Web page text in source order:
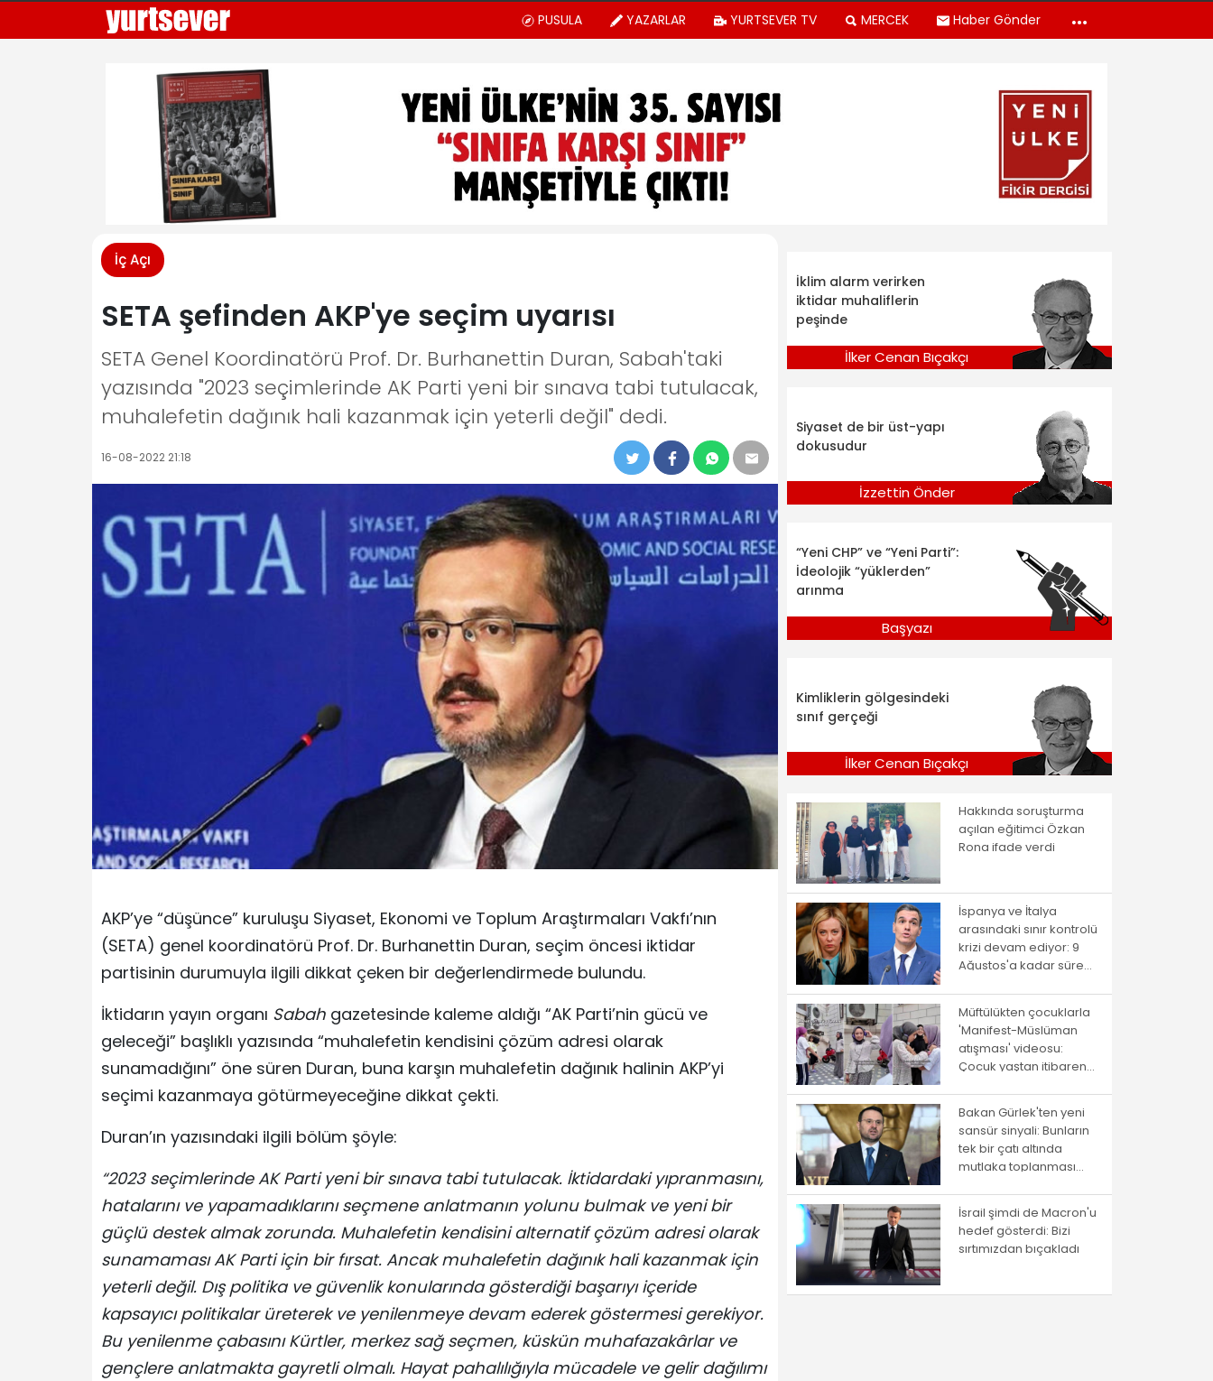
PUSULA YAZARLAR YURTSEVER TV MERCEK Haber Gönder
İç Açı
SETA şefinden AKP'ye seçim uyarısı
SETA Genel Koordinatörü Prof. Dr. Burhanettin Duran, Sabah'taki
yazısında "2023 seçimlerinde AK Parti yeni bir sınava tabi tutulacak,
muhalefetin dağınık hali kazanmak için yeterli değil" dedi.
16-08-2022 21:18
AKP’ye “düşünce” kuruluşu Siyaset, Ekonomi ve Toplum Araştırmaları Vakfı’nın
(SETA) genel koordinatörü Prof. Dr. Burhanettin Duran, seçim öncesi iktidar
partisinin durumuyla ilgili dikkat çeken bir değerlendirmede bulundu.
İktidarın yayın organı Sabah gazetesinde kaleme aldığı “AK Parti’nin gücü ve
geleceği” başlıklı yazısında “muhalefetin kendisini çözüm adresi olarak
sunamadığını” öne süren Duran, buna karşın muhalefetin dağınık halinin AKP’yi
seçimi kazanmaya götürmeyeceğine dikkat çekti.
Duran’ın yazısındaki ilgili bölüm şöyle:
“2023 seçimlerinde AK Parti yeni bir sınava tabi tutulacak. İktidardaki yıpranmasını,
hatalarını ve yapamadıklarını seçmene anlatmanın yolunu bulmak ve yeni bir
güçlü destek almak zorunda. Muhalefetin kendisini alternatif çözüm adresi olarak
sunamaması AK Parti için bir fırsat. Ancak muhalefetin dağınık hali kazanmak için
yeterli değil. Dış politika ve güvenlik konularında gösterdiği başarıyı içeride
kapsayıcı politikalar üreterek ve yenilenmeye devam ederek göstermesi gerekiyor.
Bu yenilenme çabasını Kürtler, merkez sağ seçmen, küskün muhafazakârlar ve
gençlere anlatmakta gayretli olmalı. Hayat pahalılığıyla mücadele ve gelir dağılımı
İklim alarm verirken
iktidar muhaliflerin
peşinde
İlker Cenan Bıçakçı
Siyaset de bir üst-yapı
dokusudur
İzzettin Önder
“Yeni CHP” ve “Yeni Parti”:
İdeolojik “yüklerden”
arınma
Başyazı
Kimliklerin gölgesindeki
sınıf gerçeği
İlker Cenan Bıçakçı
Hakkında soruşturma
açılan eğitimci Özkan
Rona ifade verdi
İspanya ve İtalya
arasındaki sınır kontrolü
krizi devam ediyor: 9
Ağustos'a kadar süre
Müftülükten çocuklarla
'Manifest-Müslüman
atışması' videosu:
Çocuk yaştan itibaren
Bakan Gürlek'ten yeni
sansür sinyali: Bunların
tek bir çatı altında
mutlaka toplanması
İsrail şimdi de Macron'u
hedef gösterdi: Bizi
sırtımızdan bıçakladı